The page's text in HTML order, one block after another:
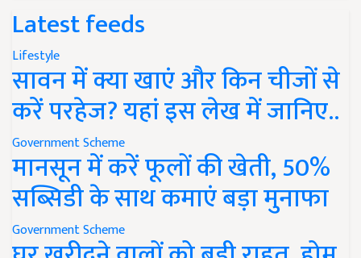
Latest feeds
Lifestyle
सावन में क्या खाएं और किन चीजों से
करें परहेज? यहां इस लेख में जानिए..
Government Scheme
मानसून में करें फूलों की खेती, 50%
सब्सिडी के साथ कमाएं बड़ा मुनाफा
Government Scheme